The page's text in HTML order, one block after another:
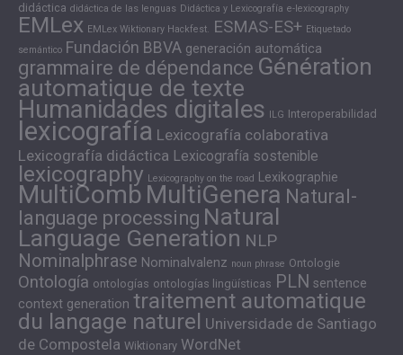
didáctica didáctica de las lenguas Didáctica y Lexicografía e-lexicography
EMLex EMLex Wiktionary Hackfest. ESMAS-ES+ Etiquetado
semántico Fundación BBVA generación automática
grammaire de dépendance Génération
automatique de texte
Humanidades digitales ILG Interoperabilidad
lexicografía Lexicografía colaborativa
Lexicografía didáctica Lexicografía sostenible
lexicography Lexicography on the road Lexikographie
MultiComb MultiGenera Natural-
language processing Natural
Language Generation NLP
Nominalphrase Nominalvalenz noun phrase Ontologie
Ontología ontologías ontologías lingüísticas PLN sentence
context generation traitement automatique
du langage naturel Universidade de Santiago
de Compostela Wiktionary WordNet